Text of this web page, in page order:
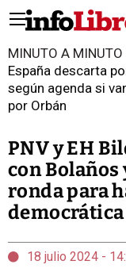
MINUTO A MINUTO
España descarta
según agenda si
por Orbán
PNV y EH
con
ronda para
democrática
18 julio 2024 -